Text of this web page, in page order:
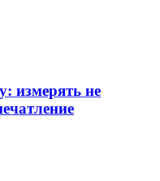
измерять не